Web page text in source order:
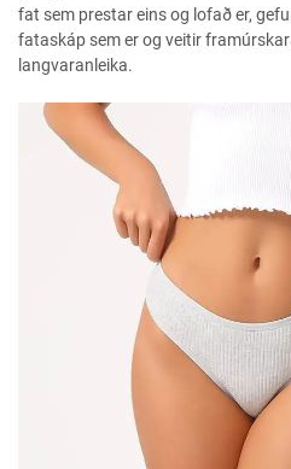
fat sem prestar eins og lofað er,
fataskáp sem er og veitir
langvaranleika.